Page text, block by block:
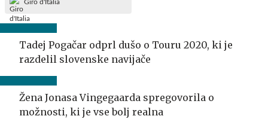
Giro d'Italia
Tadej Pogačar odprl dušo o Touru 2020, ki je
razdelil slovenske navijače
Žena Jonasa Vingegaarda spregovorila o
možnosti, ki je vse bolj realna